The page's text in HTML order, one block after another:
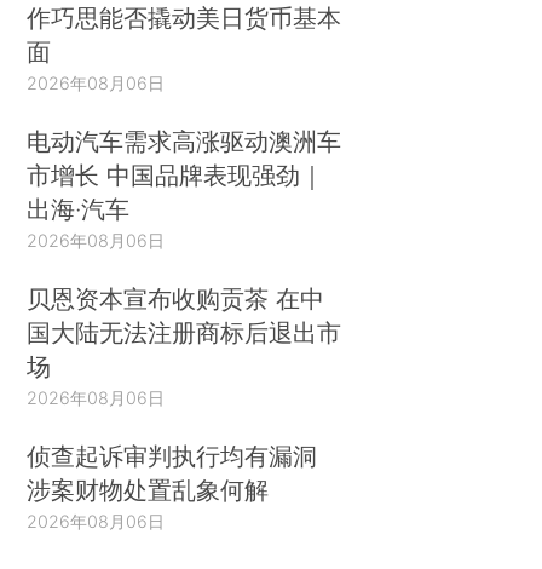
作巧思能否撬动美日货币基本
面
2026年08月06日
电动汽车需求高涨驱动澳洲车
市增长 中国品牌表现强劲｜
出海·汽车
2026年08月06日
贝恩资本宣布收购贡茶 在中
国大陆无法注册商标后退出市
场
2026年08月06日
侦查起诉审判执行均有漏洞
涉案财物处置乱象何解
2026年08月06日